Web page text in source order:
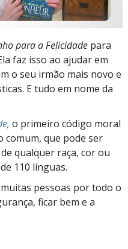
para a Felicidade para
faz isso ao ajudar em
o seu irmão mais novo e
E tudo em nome da
o primeiro código moral
comum, que pode ser
qualquer raça, cor ou
110 línguas.
pessoas por todo o
ficar bem e a